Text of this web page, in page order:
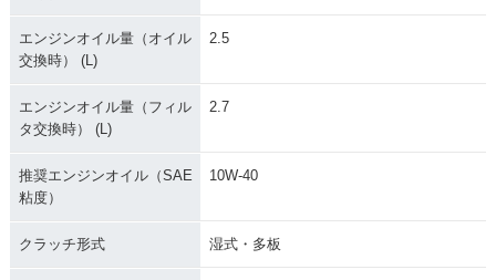
エンジンオイル量（オイル
交換時） (L)
2.5
エンジンオイル量（フィル
タ交換時） (L)
2.7
推奨エンジンオイル（SAE
粘度）
10W-40
クラッチ形式 湿式・多板